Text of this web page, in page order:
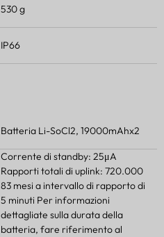
530 g
IP66
Batteria Li-SoCl2, 19000mAhx2
Corrente di standby: 25μA
Rapporti totali di uplink: 720.000
83 mesi a intervallo di rapporto di
5 minuti Per informazioni
dettagliate sulla durata della
batteria, fare riferimento al